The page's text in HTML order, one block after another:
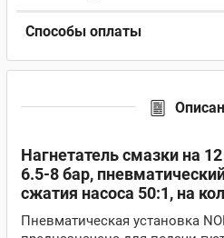
Способы оплаты
Нагнетатель смазки на
6.5-8 бар,
сжатия насоса 50:1, на
Пневматическая установка